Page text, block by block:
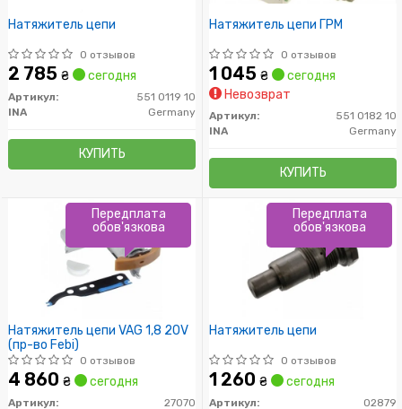
Натяжитель цепи
0 отзывов
2 785 ₴ сегодня
Артикул:
551 0119 10
INA
Germany
КУПИТЬ
Натяжитель цепи ГРМ
0 отзывов
1 045 ₴
сегодня
Невозврат
Артикул:
551 0182 10
INA
Germany
КУПИТЬ
Натяжитель цепи VAG 1,8 20V
(пр-во Febi)
0 отзывов
4 860 ₴ сегодня
Артикул:
27070
Передплата
обов'язкова
Натяжитель цепи
0 отзывов
1 260 ₴ сегодня
Артикул:
02879
Передплата
обов'язкова